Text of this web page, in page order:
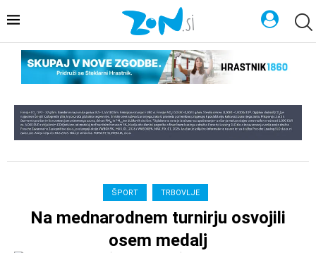
ŠPORT TRBOVLJE
Na mednarodnem turnirju osvojili
osem medalj